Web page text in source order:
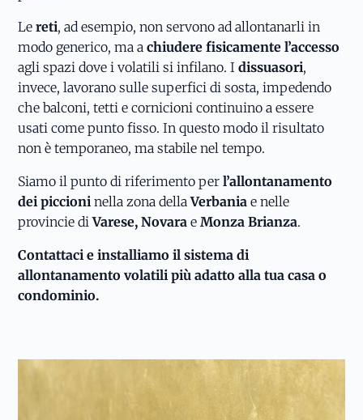
Lereti, ad esempio, non servono ad allontanarli in
modo generico, ma achiudere fisicamente l’accesso
agli spazi dove i volatili si infilano. Idissuasori,
invece, lavorano sulle superfici di sosta, impedendo
che balconi, tetti e cornicioni continuino a essere
usati come punto fisso. In questo modo il risultato
non è temporaneo, ma stabile nel tempo.
Siamo il punto di riferimento perl’allontanamento
dei piccioni nella zona dellaVerbania e nelle
provincie diVarese, Novara e Monza Brianza.
Contattaci e installiamo il sistema di
allontanamento volatili più adatto alla tua casa o
condominio.